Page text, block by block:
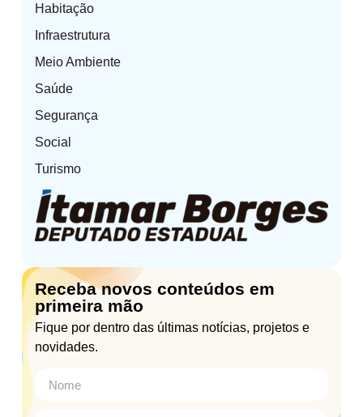
Habitação
Infraestrutura
Meio Ambiente
Saúde
Segurança
Social
Turismo
Receba novos conteúdos em
primeira mão
Fique por dentro das últimas notícias, projetos e
novidades.